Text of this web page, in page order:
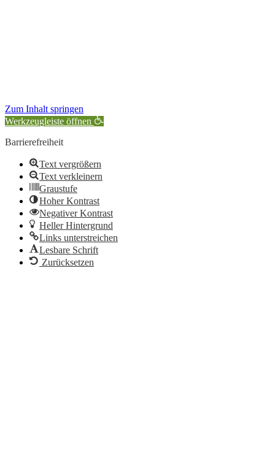
Zum Inhalt springen
Werkzeugleiste öffnen
Barrierefreiheit
Text vergrößern
Text verkleinern
Graustufe
Hoher Kontrast
Negativer Kontrast
Heller Hintergrund
Links unterstreichen
Lesbare Schrift
Zurücksetzen